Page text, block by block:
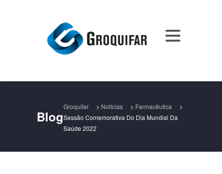
Blog
Groquifar > Notícias > Farmacêutica
>
Sessão Comemorativa Do Dia Mundial Da
Saúde 2022